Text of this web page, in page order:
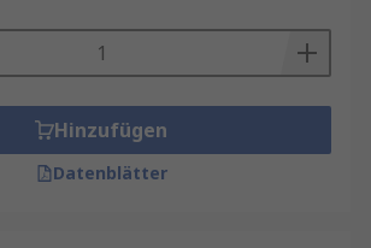
Hinzufügen
Datenblätter